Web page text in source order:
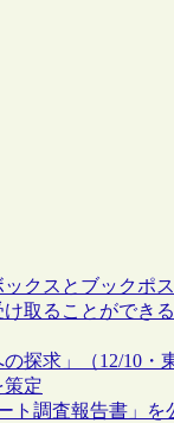
クスとブックポ
取ることができ
探求」（12/10・
定
ト調査報告書」を